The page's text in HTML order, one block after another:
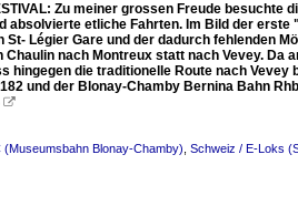
Zu meiner grossen Freude besuchte
absolvierte etliche Fahrten. Im Bild der
St- Légier Gare und der dadurch fehlenden
nach Montreux statt nach Vevey. Da
hingegen die traditionelle Route nach
und der Blonay-Chamby Bernina Bahn

Blonay-Chamby) Schweiz / E-Loks